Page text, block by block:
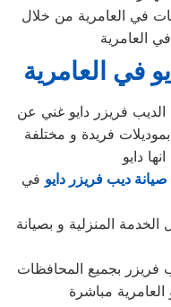
في العامرية من خلال
في العامرية
الديب فريزر دايو غني عن
بموديلات فريدة و مختلفة
صيانة ديب فريزر دايو في
الخدمة المنزلية و بصيانة
فريزر بجميع المحافظات